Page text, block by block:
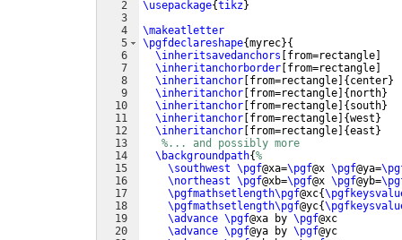
2
3
4
5
6
7
8
9
10
11
12
13
14
15
16
17
18
19
20
\usepackage{tikz}
\makeatletter
\pgfdeclareshape{myrec}{
\inheritsavedanchors
from=rectangle
\inheritanchorborder from=rectangle
\inheritanchor from=rectangle { center}
\inheritanchor from=rectangle { north}
\inheritanchor from=rectangle { south}
\inheritanchor from=rectangle {west }
\inheritanchor from=rectangle {east }
%... and possibly more
\backgroundpath{%
\southwest \pgf@xa=\pgf@x \pgf@ya=
\northeast \pgf@xb=\pgf@x \pgf@yb=
\pgfmathsetlength\pgf@xc{
\pgfmathsetlength\pgf@yc{
\advance \pgf@xa by \pgf@xc
\advance \pgf@ya by \pgf@yc